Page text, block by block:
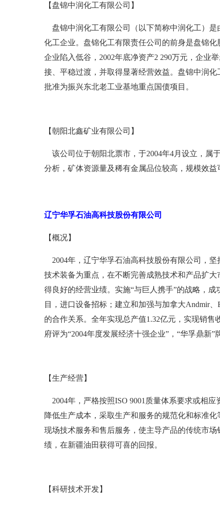
【盘锦中润化工有限公司】
盘锦中润化工有限公司（以下简称中润化工）是
化工企业。盘锦化工有限责任公司的前身是盘锦
企业陷入低谷，2002年底净资产2 290万元，企业
接、平稳过渡，并取得显著经营效益。盘锦中润
批准为振兴东北老工业基地重点国债项目。
【朝阳北鑫矿业有限公司】
该公司位于朝阳北票市，于2004年4月设立，属
分析，矿体资源量及稀有金属品位较高，规模效
辽宁华孚石油高科技股份有限公司
【概况】
2004年，辽宁华孚石油高科技股份有限公司，
技术装备为重点，在不断完善成熟技术和产品扩
得良好的经营业绩。实施“与巨人携手”的战略，
目，进口设备招标；建立和加强与加拿大Andmir
的合作关系。全年实现总产值1.32亿元，实现销
府评为“2004年度发展经济十强企业”，“华孚鼎新
【生产经营】
2004年，严格按照ISO 9001质量体系要求或相
降低生产成本，采取生产和服务的规范化和标准
现场技术服务和售后服务，使主导产品的传统市
绩，在新疆油田获得可喜的回报。
【科研技术开发】